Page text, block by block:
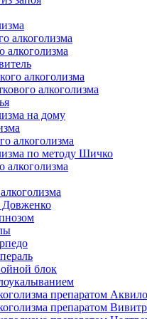
алкоголизма
алкоголизма
алкоголизма
алкоголизма
на дому
алкоголизма
по методу Шичко
алкоголизма
Довженко
блок
препаратом
препаратом